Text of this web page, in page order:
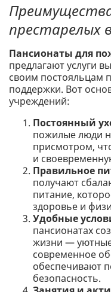
престарелых
Пансионаты для
предлагают услуги
своим постояльцам
поддержки. Вот
учреждений:
Постоянный
пожилые люди
присмотром,
и
Правильное
получают
питание,
здоровье и
Удобные
пансионатах
жизни —
современное
обеспечивают
безопасность.